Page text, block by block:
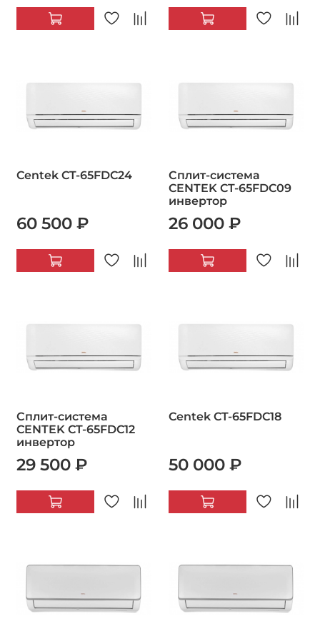
Centek CT-65FDC24
60 500 ₽
Сплит-система
CENTEK CT-65FDC09
инвертор
26 000 ₽
Сплит-система
CENTEK CT-65FDC12
инвертор
29 500 ₽
Centek CT-65FDC18
50 000 ₽